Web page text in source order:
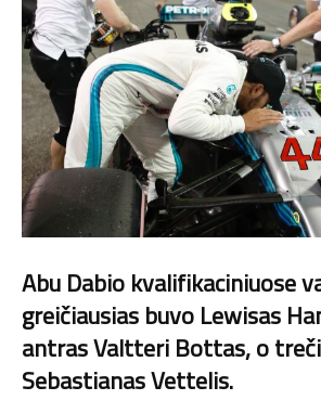
Abu Dabio kvalifikaciniuose
greičiausias buvo Lewisas
antras Valtteri Bottas, o
Sebastianas Vettelis.